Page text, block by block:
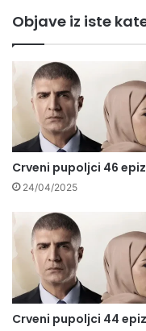
Objave iz iste
Crveni pupoljci 46
24/04/2025
Crveni pupoljci 44